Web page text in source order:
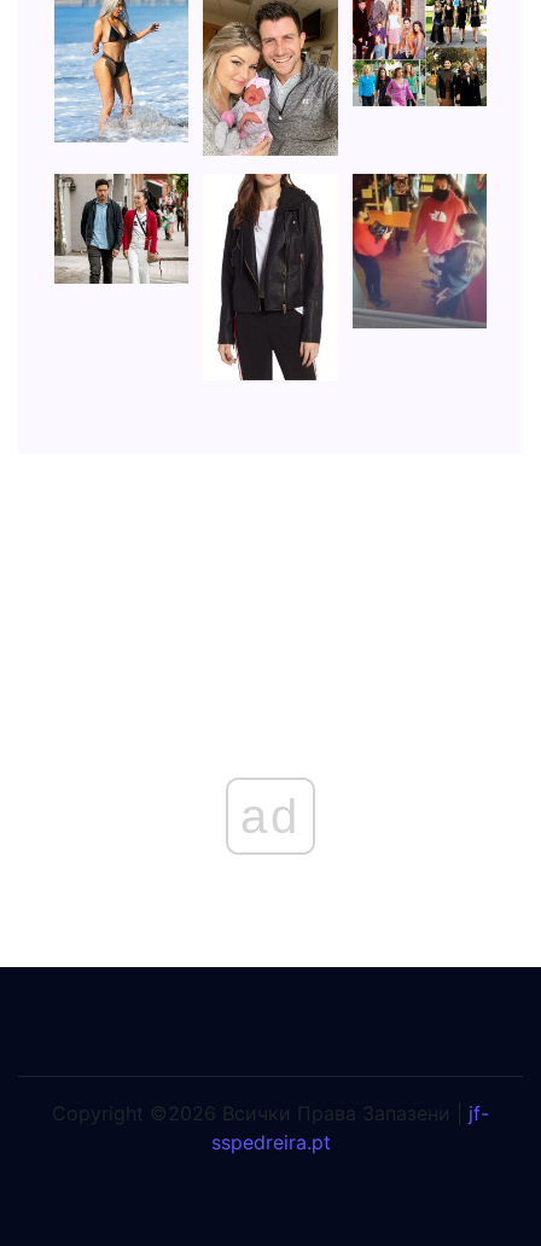
ad
Copyright ©2026 Всички Права Запазени | jf-
sspedreira.pt